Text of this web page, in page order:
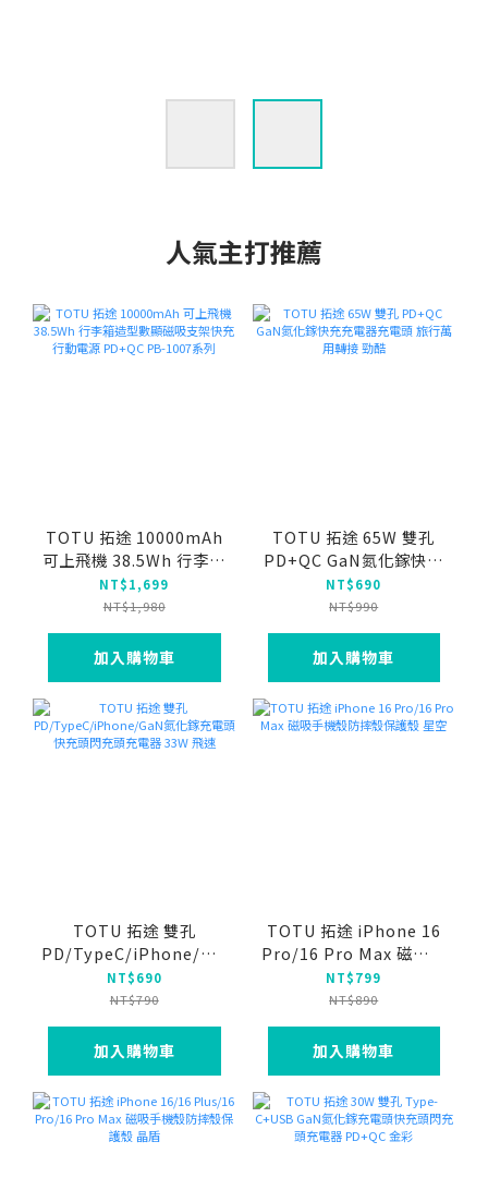
人氣主打推薦
TOTU 拓途 10000mAh
可上飛機 38.5Wh 行李箱
造型數顯磁吸支架快充行
動電源 PD+QC PB-
1007系列
NT$1,699
NT$1,980
加入購物車
TOTU 拓途 65W 雙孔
PD+QC GaN氮化鎵快充
充電器充電頭 旅行萬用轉
接 勁酷
NT$690
NT$990
加入購物車
TOTU 拓途 雙孔
PD/TypeC/iPhone/GaN
氮化鎵充電頭快充頭閃充
頭充電器 33W 飛速
NT$690
NT$790
加入購物車
TOTU 拓途 iPhone 16
Pro/16 Pro Max 磁吸手
機殼防摔殼保護殼 星空
NT$799
NT$890
加入購物車